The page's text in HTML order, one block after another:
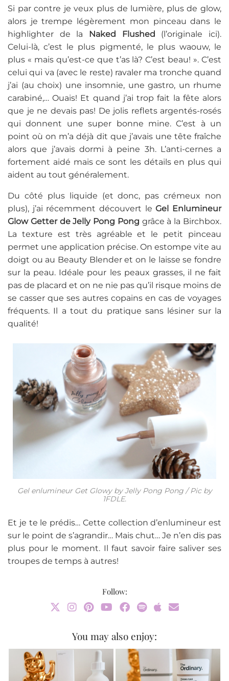
Si par contre je veux plus de lumière, plus de glow,
alors je trempe légèrement mon pinceau dans le
highlighter de la
Naked Flushed (l’originale ici).
Celui-là, c’est le plus pigmenté, le plus waouw, le
plus « mais qu’est-ce que t’as là? C’est beau! ». C’est
celui qui va (avec le reste) ravaler ma tronche quand
j’ai (au choix) une insomnie, une gastro, un rhume
carabiné,… Ouais! Et quand j’ai trop fait la fête alors
que je ne devais pas! De jolis reflets argentés-rosés
qui donnent une super bonne mine. C’est à un
point où on m’a déjà dit que j’avais une tête fraîche
alors que j’avais dormi à peine 3h. L’anti-cernes a
fortement aidé mais ce sont les détails en plus qui
aident au tout généralement.
Du côté plus liquide (et donc, pas crémeux non
plus), j’ai récemment découvert leGel Enlumineur
Glow Getter de Jelly Pong Pong grâce à la Birchbox.
La texture est très agréable et le petit pinceau
permet une application précise. On estompe vite au
doigt ou au Beauty Blender et on le laisse se fondre
sur la peau. Idéale pour les peaux grasses, il ne fait
pas de placard et on ne nie pas qu’il risque moins de
se casser que ses autres copains en cas de voyages
fréquents. Il a tout du pratique sans lésiner sur la
qualité!
Gel enlumineur Get Glowy by Jelly Pong Pong / Pic by
1FDLE.
Et je te le prédis… Cette collection d’enlumineur est
sur le point de s’agrandir… Mais chut… Je n’en dis pas
plus pour le moment. Il faut savoir faire saliver ses
troupes de temps à autres!
Follow:
You may also enjoy: